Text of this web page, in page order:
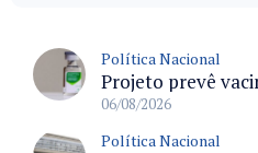
Política Nacional
06/08/2026
Política Nacional